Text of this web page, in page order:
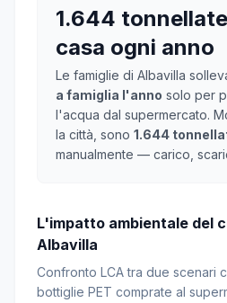
1.644
casa ogni anno
Le famiglie di Albavilla
a famiglia l'anno solo per
l'acqua dal supermercato.
la città, sono 1.644
manualmente — carico,
L'impatto ambientale del
Albavilla
Confronto LCA tra due scenari
bottiglie PET comprate al